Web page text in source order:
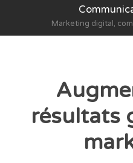
Marketing digital,
résultats